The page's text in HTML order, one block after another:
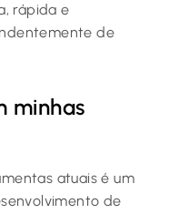
rápida e
de
minhas
atuais é um
de